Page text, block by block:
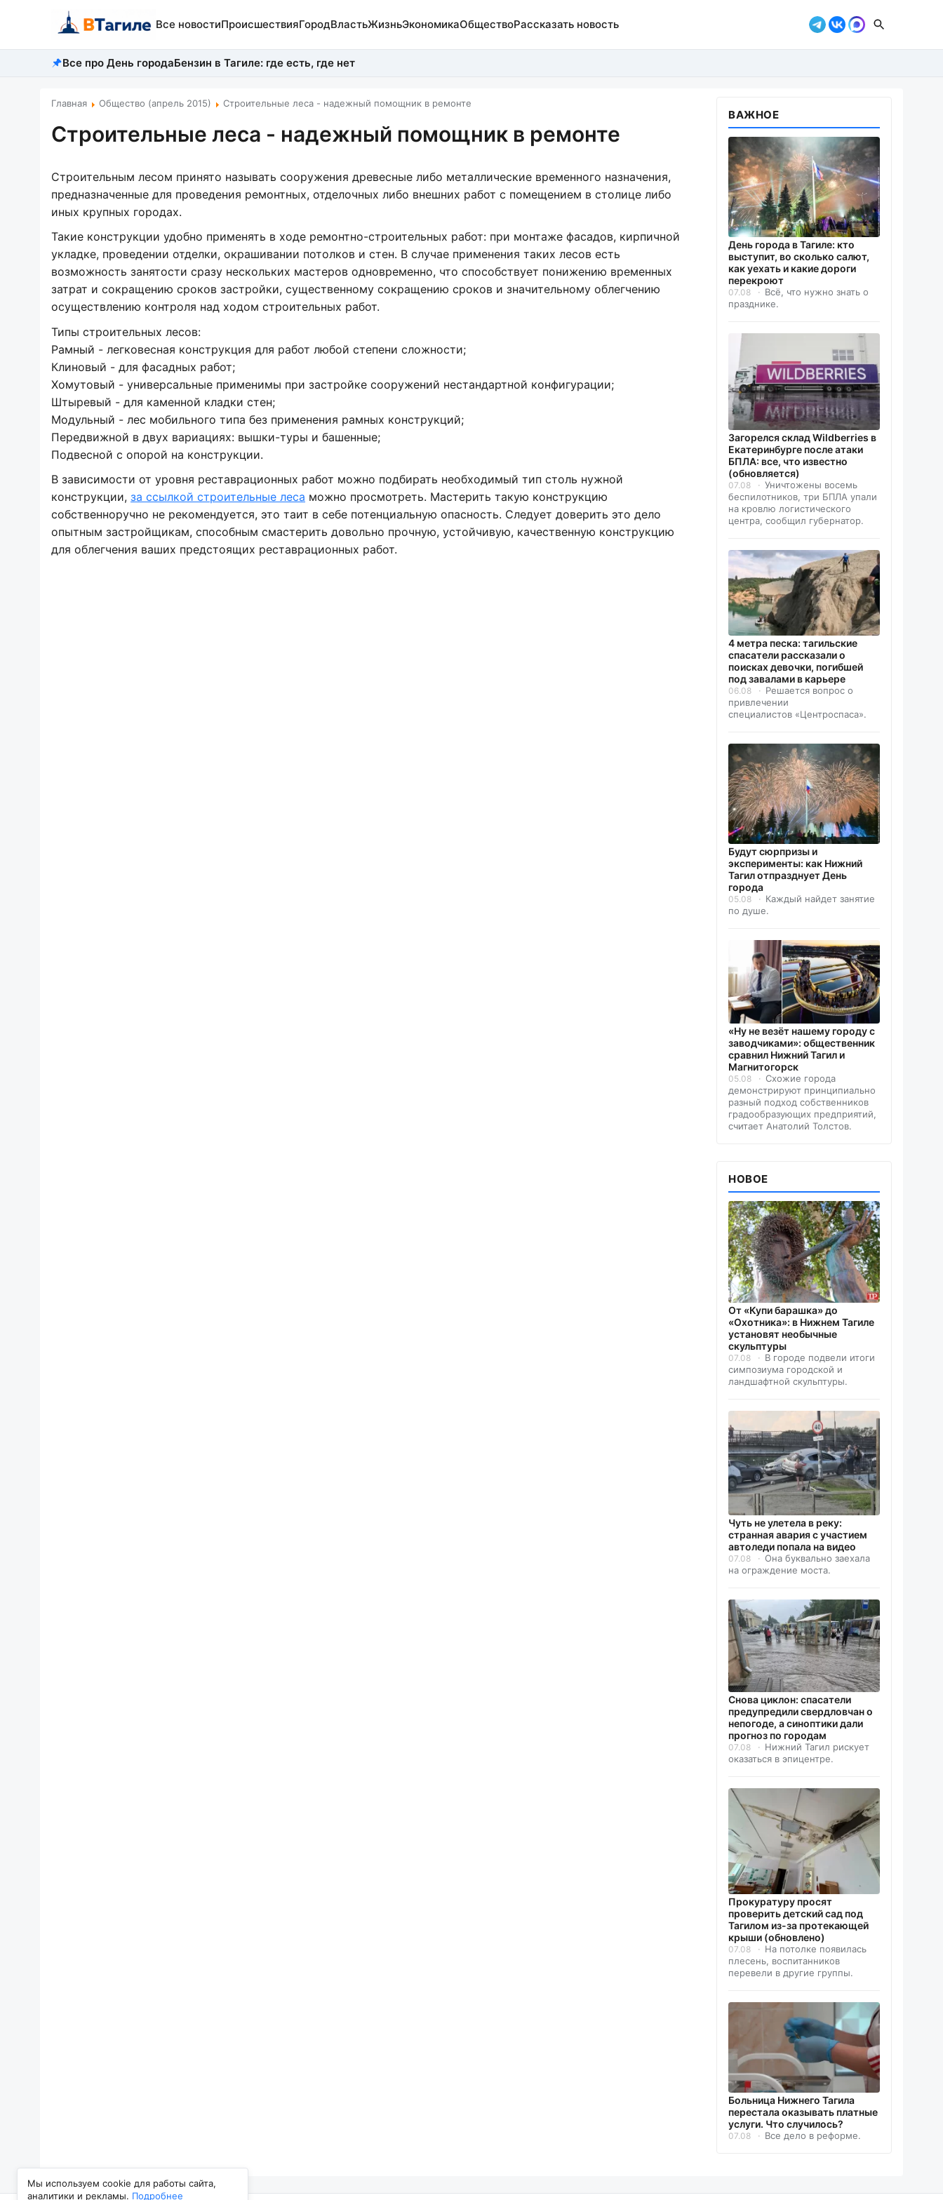
Мы используем cookie для работы сайта,
аналитики и рекламы. Подробнее
Все новостиПроисшествияГородВластьЖизньЭкономикаОбществоРассказать новость
Все про День городаБензин в Тагиле: где есть, где нет
Главная Общество (апрель 2015) Строительные леса - надежный помощник в ремонте
Строительные леса - надежный помощник в ремонте
Строительным лесом принято называть сооружения древесные либо металлические временного назначения,
предназначенные для проведения ремонтных, отделочных либо внешних работ с помещением в столице либо
иных крупных городах.
Такие конструкции удобно применять в ходе ремонтно-строительных работ: при монтаже фасадов, кирпичной
укладке, проведении отделки, окрашивании потолков и стен. В случае применения таких лесов есть
возможность занятости сразу нескольких мастеров одновременно, что способствует понижению временных
затрат и сокращению сроков застройки, существенному сокращению сроков и значительному облегчению
осуществлению контроля над ходом строительных работ.
Типы строительных лесов:
Рамный - легковесная конструкция для работ любой степени сложности;
Клиновый - для фасадных работ;
Хомутовый - универсальные применимы при застройке сооружений нестандартной конфигурации;
Штыревый - для каменной кладки стен;
Модульный - лес мобильного типа без применения рамных конструкций;
Передвижной в двух вариациях: вышки-туры и башенные;
Подвесной с опорой на конструкции.
В зависимости от уровня реставрационных работ можно подбирать необходимый тип столь нужной
конструкции, за ссылкой строительные леса можно просмотреть. Мастерить такую конструкцию
собственноручно не рекомендуется, это таит в себе потенциальную опасность. Следует доверить это дело
опытным застройщикам, способным смастерить довольно прочную, устойчивую, качественную конструкцию
для облегчения ваших предстоящих реставрационных работ.
ВАЖНОЕ
День города в Тагиле: кто
выступит, во сколько салют,
как уехать и какие дороги
перекроют
07.08
Всё, что нужно знать о
празднике.
Загорелся склад Wildberries в
Екатеринбурге после атаки
БПЛА: все, что известно
(обновляется)
07.08
Уничтожены восемь
беспилотников, три БПЛА упали
на кровлю логистического
центра, сообщил губернатор.
4 метра песка: тагильские
спасатели рассказали о
поисках девочки, погибшей
под завалами в карьере
06.08
Решается вопрос о
привлечении
специалистов «Центроспаса».
Будут сюрпризы и
эксперименты: как Нижний
Тагил отпразднует День
города
05.08
Каждый найдет занятие
по душе.
«Ну не везёт нашему городу с
заводчиками»: общественник
сравнил Нижний Тагил и
Магнитогорск
05.08
Схожие города
демонстрируют принципиально
разный подход собственников
градообразующих предприятий,
считает Анатолий Толстов.
НОВОЕ
От «Купи барашка» до
«Охотника»: в Нижнем Тагиле
установят необычные
скульптуры
07.08
В городе подвели итоги
симпозиума городской и
ландшафтной скульптуры.
Чуть не улетела в реку:
странная авария с участием
автоледи попала на видео
07.08
Она буквально заехала
на ограждение моста.
Снова циклон: спасатели
предупредили свердловчан о
непогоде, а синоптики дали
прогноз по городам
07.08
Нижний Тагил рискует
оказаться в эпицентре.
Прокуратуру просят
проверить детский сад под
Тагилом из-за протекающей
крыши (обновлено)
07.08
На потолке появилась
плесень, воспитанников
перевели в другие группы.
Больница Нижнего Тагила
перестала оказывать платные
услуги. Что случилось?
07.08 Все дело в реформе.